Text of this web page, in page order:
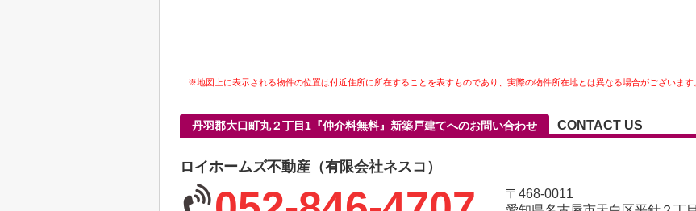
※地図上に表示される物件の位置は付近住所に所在することを表すものであり、実際の物件所在地とは異なる場合がございます
丹羽郡大口町丸２丁目1『仲介料無料』新築戸建てへのお問い合わせ CONTACT US
ロイホームズ不動産（有限会社ネスコ）
〒468-0011